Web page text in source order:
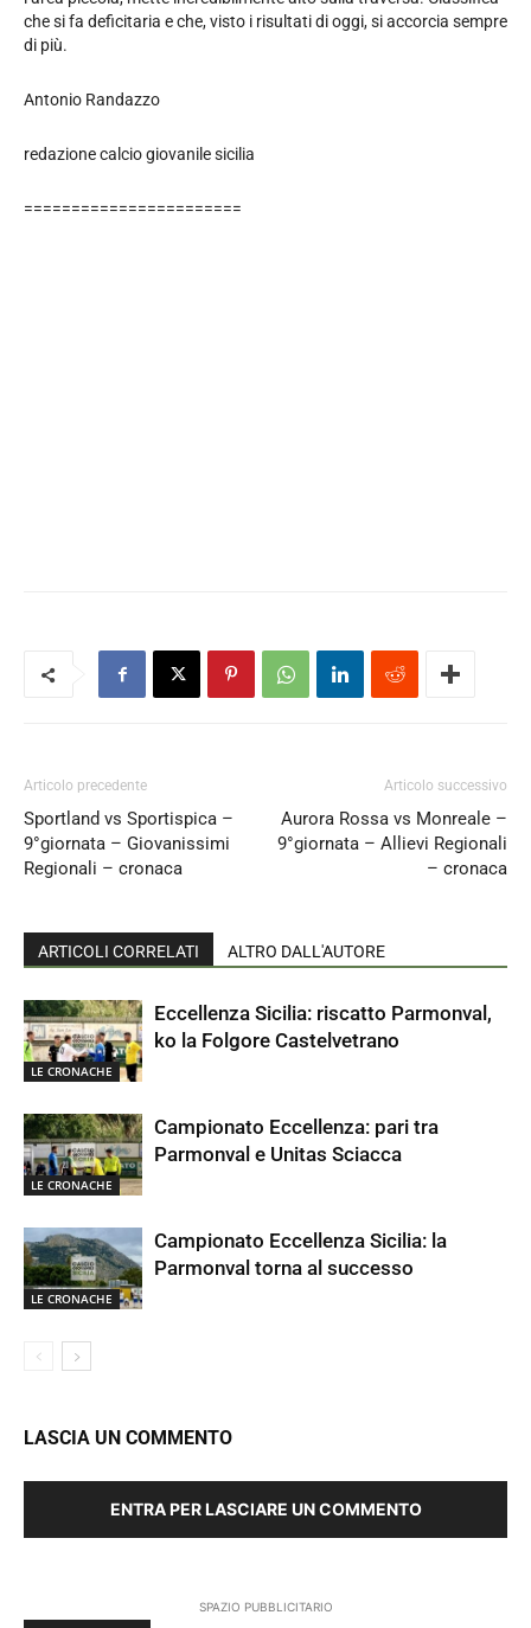
che si fa deficitaria e che, visto i risultati di oggi, si accorcia sempre
di più.
Antonio Randazzo
redazione calcio giovanile sicilia
=======================
Articolo precedente
Sportland vs Sportispica –
9°giornata – Giovanissimi
Regionali – cronaca
Articolo successivo
Aurora Rossa vs Monreale –
9°giornata – Allievi Regionali
– cronaca
ARTICOLI CORRELATI ALTRO DALL'AUTORE
LE CRONACHE
Eccellenza Sicilia: riscatto Parmonval,
ko la Folgore Castelvetrano
LE CRONACHE
Campionato Eccellenza: pari tra
Parmonval e Unitas Sciacca
LE CRONACHE
Campionato Eccellenza Sicilia: la
Parmonval torna al successo
LASCIA UN COMMENTO
ENTRA PER LASCIARE UN COMMENTO
SPAZIO PUBBLICITARIO